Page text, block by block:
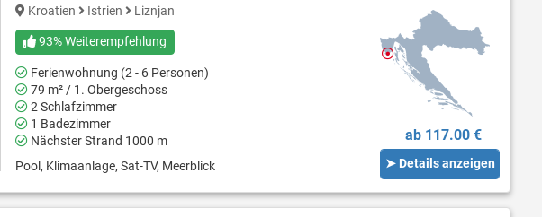
Kroatien
Istrien Liznjan
93% Weiterempfehlung
Ferienwohnung (2 - 6 Personen)
79 m² / 1. Obergeschoss
2 Schlafzimmer
1 Badezimmer
Nächster Strand 1000 m
Pool, Klimaanlage, Sat-TV, Meerblick
ab 117.00 €
➤ Details anzeigen